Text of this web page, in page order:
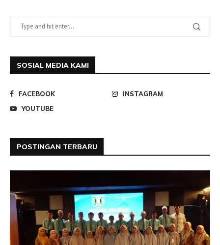
SOSIAL MEDIA KAMI
FACEBOOK
INSTAGRAM
YOUTUBE
POSTINGAN TERBARU